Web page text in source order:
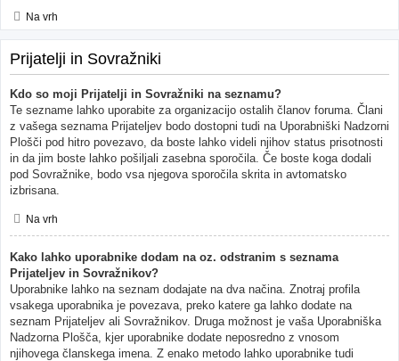
Na vrh
Prijatelji in Sovražniki
Kdo so moji Prijatelji in Sovražniki na seznamu?
Te sezname lahko uporabite za organizacijo ostalih članov foruma. Člani
z vašega seznama Prijateljev bodo dostopni tudi na Uporabniški Nadzorni
Plošči pod hitro povezavo, da boste lahko videli njihov status prisotnosti
in da jim boste lahko pošiljali zasebna sporočila. Če boste koga dodali
pod Sovražnike, bodo vsa njegova sporočila skrita in avtomatsko
izbrisana.
Na vrh
Kako lahko uporabnike dodam na oz. odstranim s seznama
Prijateljev in Sovražnikov?
Uporabnike lahko na seznam dodajate na dva načina. Znotraj profila
vsakega uporabnika je povezava, preko katere ga lahko dodate na
seznam Prijateljev ali Sovražnikov. Druga možnost je vaša Uporabniška
Nadzorna Plošča, kjer uporabnike dodate neposredno z vnosom
njihovega članskega imena. Z enako metodo lahko uporabnike tudi